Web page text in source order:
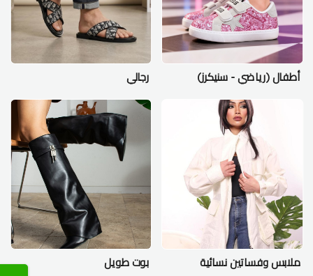
أطفال (رياضي - سنيكرز) رجالي
ملابس وفساتين نسائية بوت طويل